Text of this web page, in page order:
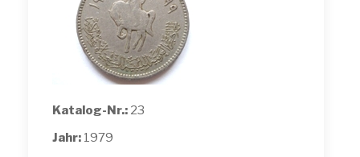
Katalog-Nr.: 23
Jahr: 1979